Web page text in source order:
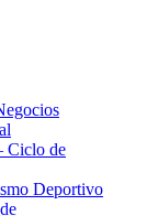
Ciclo de
Deportivo